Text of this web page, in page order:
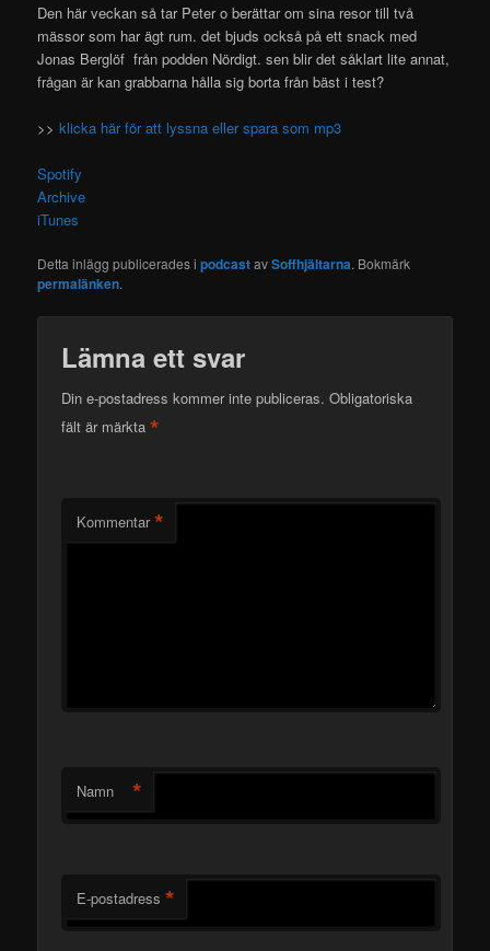
Den här veckan så tar Peter o berättar om sina resor till två
mässor som har ägt rum. det bjuds också på ett snack med
Jonas Berglöf från podden Nördigt. sen blir det såklart lite annat,
frågan är kan grabbarna hålla sig borta från bäst i test?
>>klicka här för att lyssna eller spara som mp3
Spotify
Archive
iTunes
Detta inlägg publicerades ipodcastavSoffhjältarna. Bokmärk
permalänken.
Lämna ett svar
Din e-postadress kommer inte publiceras. Obligatoriska
fält är märkta*
Kommentar *
Namn *
E-postadress *